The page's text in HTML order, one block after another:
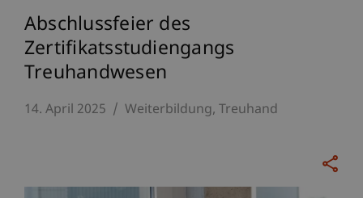
Abschlussfeier des
Zertifikatsstudiengangs
Treuhandwesen
14. April 2025 Weiterbildung Treuhand